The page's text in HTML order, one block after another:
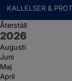
KALLELSER &
Återställ
År:
2026
Augusti
Juni
Maj
April